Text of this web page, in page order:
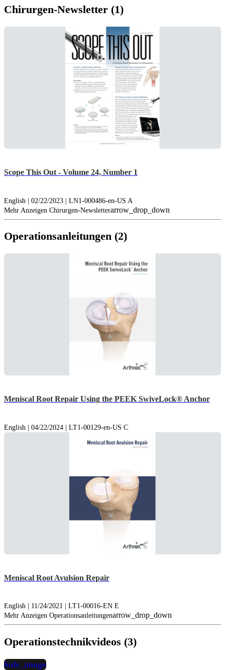
Chirurgen-Newsletter (1)
Scope This Out - Volume 24, Number 1
English | 02/22/2023 | LN1-000486-en-US A
Mehr Anzeigen Chirurgen-Newsletterarrow_drop_down
Operationsanleitungen (2)
Meniscal Root Repair Using the PEEK SwiveLock® Anchor
English | 04/22/2024 | LT1-00129-en-US C
Meniscal Root Avulsion Repair
English | 11/24/2021 | LT1-00016-EN E
Mehr Anzeigen Operationsanleitungenarrow_drop_down
Operationstechnikvideos (3)
hide_image